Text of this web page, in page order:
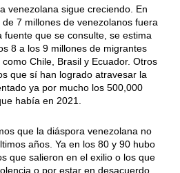
venezolana sigue creciendo. En
7 millones de venezolanos fuera
fuente que se consulte, se estima
8 a los 9 millones de migrantes
Chile, Brasil y Ecuador. Otros
que sí han logrado atravesar la
ya por mucho los 500,000
había en 2021.
que la diáspora venezolana no
años. Ya en los 80 y 90 hubo
que salieron en el exilio o los que
o por estar en desacuerdo